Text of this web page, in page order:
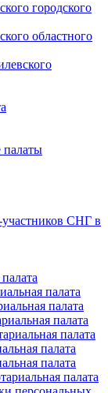
городского
областного
палаты
участников СНГ в
палата
палата
палата
палата
палата
палата
палата